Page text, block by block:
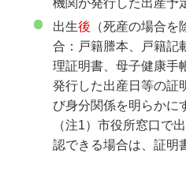
出生後 （死産の場合
合：戸籍謄本、戸籍記
理証明書、母子健康手
発行した出産日等の証
び身分関係を明らかに
（注1）市役所窓口で
認できる場合は、証明